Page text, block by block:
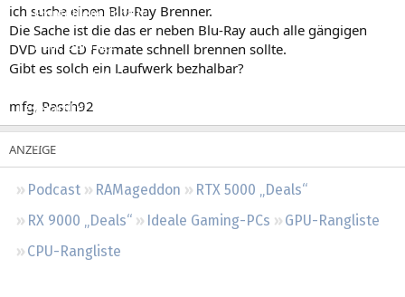
Empfohlene Inhalte
Neue Beiträge
Neueste Aktivitäten
Leserartikel
Podcast RAMageddon
RTX 5000 „Deals“
RX 9000 „Deals“
Ideale Gaming-PCs
GPU-Rangliste
CPU-Rangliste
ich suche einen Blu-Ray Brenner.
Die Sache ist die das er neben Blu-Ray auch alle gängigen
DVD und CD Formate schnell brennen sollte.
Gibt es solch ein Laufwerk bezhalbar?
mfg, Pasch92